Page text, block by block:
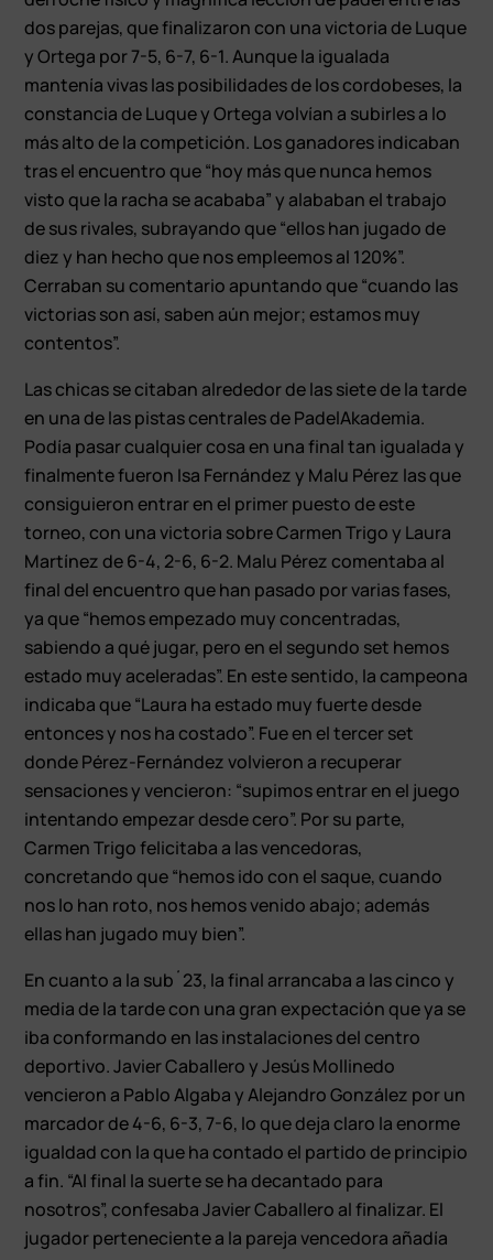
dos parejas, que finalizaron con una victoria de Luque
y Ortega por 7-5, 6-7, 6-1. Aunque la igualada
mantenía vivas las posibilidades de los cordobeses, la
constancia de Luque y Ortega volvían a subirles a lo
más alto de la competición. Los ganadores indicaban
tras el encuentro que “hoy más que nunca hemos
visto que la racha se acababa” y alababan el trabajo
de sus rivales, subrayando que “ellos han jugado de
diez y han hecho que nos empleemos al 120%”.
Cerraban su comentario apuntando que “cuando las
victorias son así, saben aún mejor; estamos muy
contentos”.
Las chicas se citaban alrededor de las siete de la tarde
en una de las pistas centrales de PadelAkademia.
Podía pasar cualquier cosa en una final tan igualada y
finalmente fueron Isa Fernández y Malu Pérez las que
consiguieron entrar en el primer puesto de este
torneo, con una victoria sobre Carmen Trigo y Laura
Martínez de 6-4, 2-6, 6-2. Malu Pérez comentaba al
final del encuentro que han pasado por varias fases,
ya que “hemos empezado muy concentradas,
sabiendo a qué jugar, pero en el segundo set hemos
estado muy aceleradas”. En este sentido, la campeona
indicaba que “Laura ha estado muy fuerte desde
entonces y nos ha costado”. Fue en el tercer set
donde Pérez-Fernández volvieron a recuperar
sensaciones y vencieron: “supimos entrar en el juego
intentando empezar desde cero”. Por su parte,
Carmen Trigo felicitaba a las vencedoras,
concretando que “hemos ido con el saque, cuando
nos lo han roto, nos hemos venido abajo; además
ellas han jugado muy bien”.
En cuanto a la sub´23, la final arrancaba a las cinco y
media de la tarde con una gran expectación que ya se
iba conformando en las instalaciones del centro
deportivo. Javier Caballero y Jesús Mollinedo
vencieron a Pablo Algaba y Alejandro González por un
marcador de 4-6, 6-3, 7-6, lo que deja claro la enorme
igualdad con la que ha contado el partido de principio
a fin. “Al final la suerte se ha decantado para
nosotros”, confesaba Javier Caballero al finalizar. El
jugador perteneciente a la pareja vencedora añadía